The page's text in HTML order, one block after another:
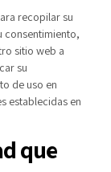
recopilar su
consentimiento,
sitio web a
su
de uso en
establecidas en
que